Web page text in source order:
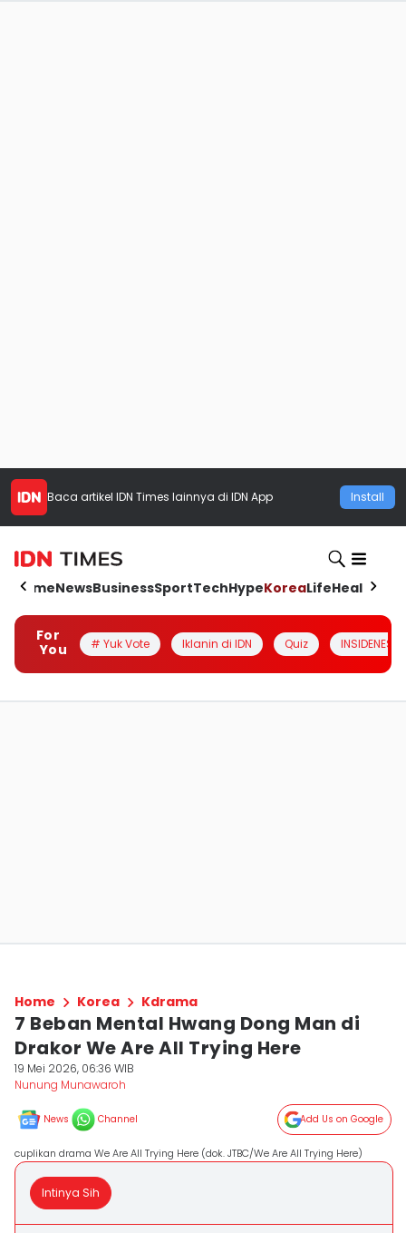
Baca artikel IDN Times lainnya di IDN App Install
HomeNewsBusinessSportTechHypeKoreaLifeHealth
For
You
# Yuk Vote Iklanin di IDN Quiz INSIDENESIA
Home Korea Kdrama
7 Beban Mental Hwang Dong Man di
Drakor We Are All Trying Here
19 Mei 2026, 06:36 WIB
Nunung Munawaroh
News Channel Add Us on Google
cuplikan drama We Are All Trying Here (dok. JTBC/We Are All Trying Here)
Intinya Sih